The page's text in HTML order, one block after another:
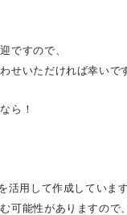
ですので、
せいただければ幸いで
ら！
活用して作成しています
可能性がありますので